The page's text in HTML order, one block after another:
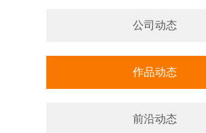
公司动态
作品动态
前沿动态